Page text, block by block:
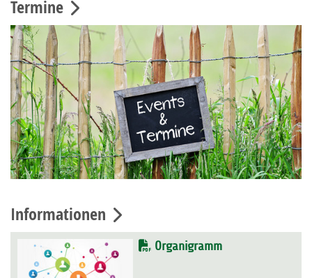
Termine
Informationen
Organigramm